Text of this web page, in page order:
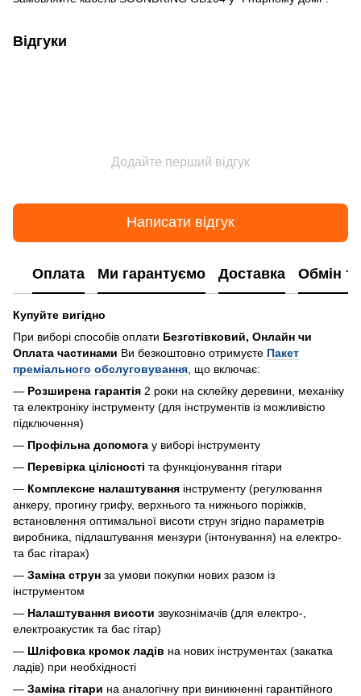
Відгуки
Додайте перший відгук
Написати відгук
Оплата Ми гарантуємо Доставка Обмін
Купуйте вигідно
При виборі способів оплати Безготівковий, Онлайн чи
Оплата частинами Ви безкоштовно отримуєте Пакет
преміального обслуговування , що включає:
— Розширена гарантія 2 роки на склейку деревини, механіку
та електроніку інструменту (для інструментів із можливістю
підключення)
— Профільна допомога у виборі інструменту
— Перевірка цілісності та функціонування гітари
— Комплексне налаштування інструменту (регулювання
анкеру, прогину грифу, верхнього та нижнього поріжків,
встановлення оптимальної висоти струн згідно параметрів
виробника, підлаштування мензури (інтонування) на електро-
та бас гітарах)
— Заміна струн за умови покупки нових разом із
інструментом
— Налаштування висоти звукознімачів (для електро-,
електроакустик та бас гітар)
— Шліфовка кромок ладів на нових інструментах (закатка
ладів) при необхідності
— Заміна гітари на аналогічну при виникненні гарантійного